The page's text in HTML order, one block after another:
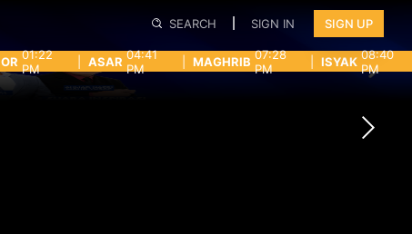
SEARCH SIGN IN SIGN UP
01:22
PM
ASAR 04:41
PM
MAGHRIB 07:28
PM
ISYAK 08:40
PM